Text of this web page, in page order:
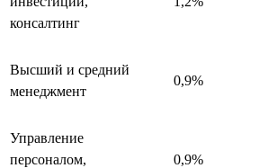
консалтинг
Высший и средний
менеджмент
0,9%
Управление
персоналом,
0,9%